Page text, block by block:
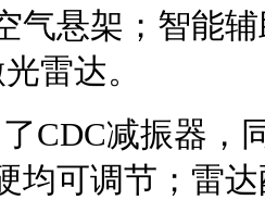
气悬架；智能
雷达。
CDC减振器，
均可调节；雷